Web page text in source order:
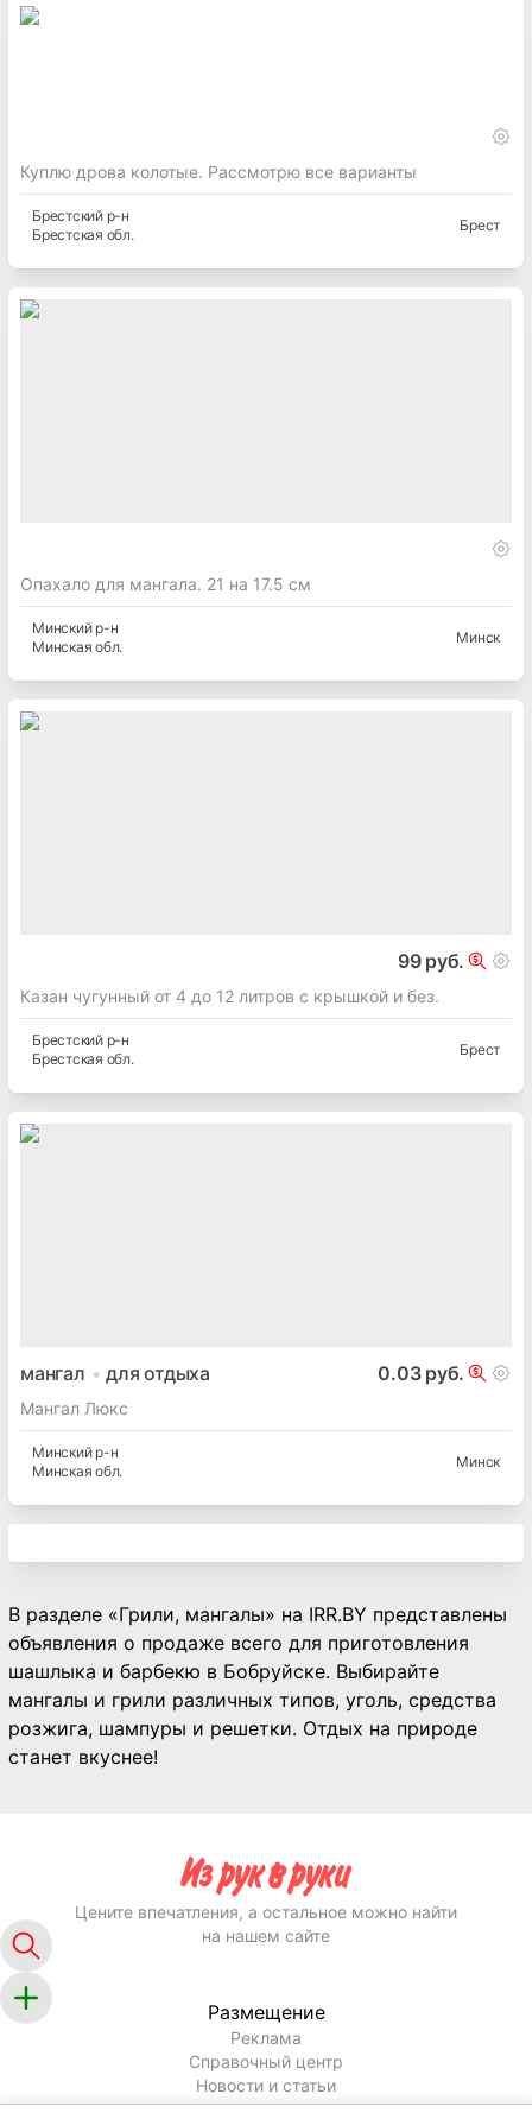
Куплю дрова колотые. Рассмотрю все варианты
Брестскийр-н
Брестская обл.
Брест
Опахало для мангала. 21 на 17.5 см
Минскийр-н
Минская обл.
Минск
99 руб.
Казан чугунный от 4 до 12 литров с крышкой и без.
Брестскийр-н
Брестская обл.
Брест
мангал для отдыха 0.03 руб.
Мангал Люкс
Минскийр-н
Минская обл.
Минск
В разделе «Грили, мангалы» на IRR.BY представлены
объявления о продаже всего для приготовления
шашлыка и барбекю в Бобруйске. Выбирайте
мангалы и грили различных типов, уголь, средства
розжига, шампуры и решетки. Отдых на природе
станет вкуснее!
Цените впечатления, а остальное можно найти
на нашем сайте
Размещение
Реклама
Справочный центр
Новости и статьи